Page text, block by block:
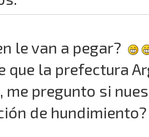
le van a pegar?
que la prefectura
me pregunto si
de hundimiento?